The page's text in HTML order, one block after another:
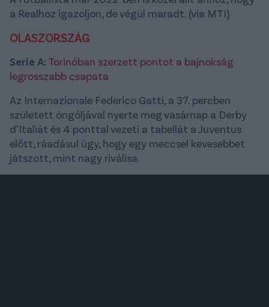
a Realhoz igazoljon, de végül maradt. (via MTI)
OLASZORSZÁG
Serie A: Torinóban szerzett pontot a bajnokság
legrosszabb csapata
Az Internazionale Federico Gatti, a 37. percben
született öngóljával nyerte meg vasárnap a Derby
d'Italiát és 4 ponttal vezeti a tabellát a Juventus
előtt, ráadásul úgy, hogy egy meccsel kevesebbet
játszott, mint nagy riválisa.